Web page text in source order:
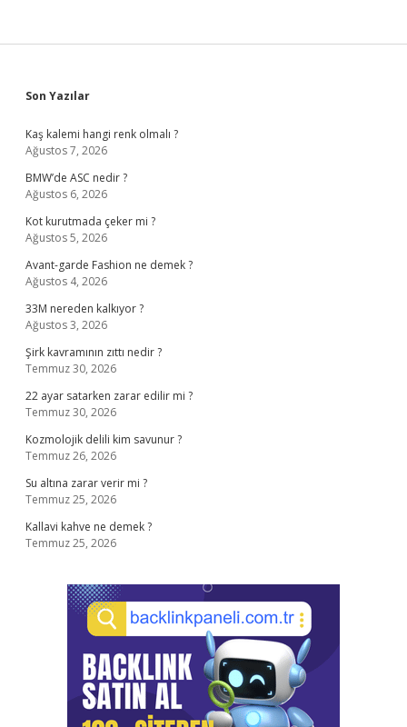
Sidebar
Son Yazılar
Kaş kalemi hangi renk olmalı ?
Ağustos 7, 2026
BMW’de ASC nedir ?
Ağustos 6, 2026
Kot kurutmada çeker mi ?
Ağustos 5, 2026
Avant-garde Fashion ne demek ?
Ağustos 4, 2026
33M nereden kalkıyor ?
Ağustos 3, 2026
Şirk kavramının zıttı nedir ?
Temmuz 30, 2026
22 ayar satarken zarar edilir mi ?
Temmuz 30, 2026
Kozmolojik delili kim savunur ?
Temmuz 26, 2026
Su altına zarar verir mi ?
Temmuz 25, 2026
Kallavi kahve ne demek ?
Temmuz 25, 2026